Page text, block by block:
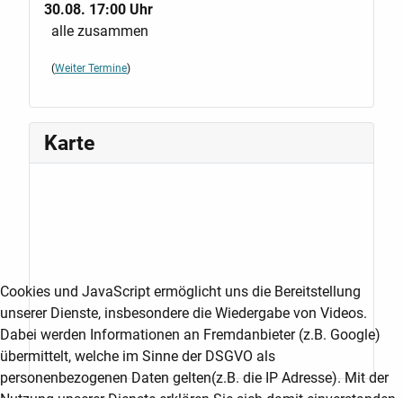
30.08. 17:00 Uhr
alle zusammen
(Weiter Termine)
Karte
Cookies und JavaScript ermöglicht uns die Bereitstellung
unserer Dienste, insbesondere die Wiedergabe von Videos.
Dabei werden Informationen an Fremdanbieter (z.B. Google)
übermittelt, welche im Sinne der DSGVO als
personenbezogenen Daten gelten(z.B. die IP Adresse). Mit der